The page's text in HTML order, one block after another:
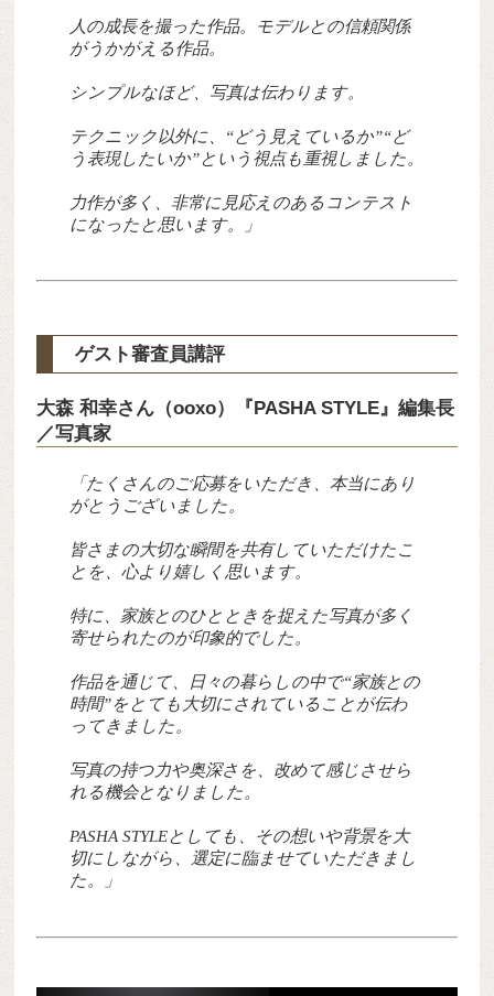
人の成長を撮った作品。モデルとの信頼関係
がうかがえる作品。
シンプルなほど、写真は伝わります。
テクニック以外に、“どう見えているか”“ど
う表現したいか”という視点も重視しました。
力作が多く、非常に見応えのあるコンテスト
になったと思います。」
ゲスト審査員講評
大森 和幸さん（ooxo）『PASHA STYLE』編集長
／写真家
「たくさんのご応募をいただき、本当にあり
がとうございました。
皆さまの大切な瞬間を共有していただけたこ
とを、心より嬉しく思います。
特に、家族とのひとときを捉えた写真が多く
寄せられたのが印象的でした。
作品を通じて、日々の暮らしの中で“家族との
時間”をとても大切にされていることが伝わ
ってきました。
写真の持つ力や奥深さを、改めて感じさせら
れる機会となりました。
PASHA STYLEとしても、その想いや背景を大
切にしながら、選定に臨ませていただきまし
た。」